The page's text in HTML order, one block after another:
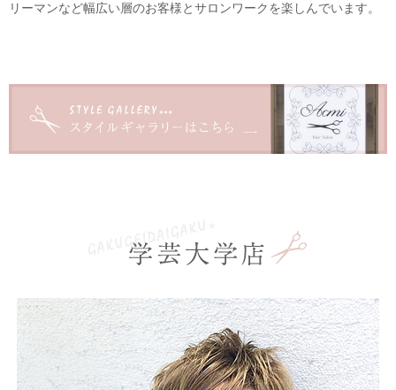
リーマンなど幅広い層のお客様とサロンワークを楽しんでいます。